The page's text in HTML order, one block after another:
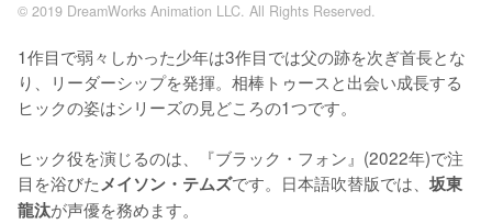
© 2019 DreamWorks Animation LLC. All Rights Reserved.
1作目で弱々しかった少年は3作目では父の跡を次ぎ首長とな
り、リーダーシップを発揮。相棒トゥースと出会い成長する
ヒックの姿はシリーズの見どころの1つです。
ヒック役を演じるのは、『ブラック・フォン』(2022年)で注
目を浴びたメイソン・テムズです。日本語吹替版では、 坂東
龍汰が声優を務めます。